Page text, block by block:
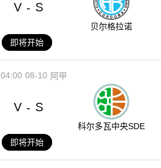
V - S
贝尔格拉诺
即将开始
08-10
04:00 阿甲
V - S
科尔多瓦中央SDE
即将开始